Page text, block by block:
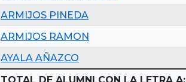
ARMIJOS PINEDA
ARMIJOS RAMON
AYALA AÑAZCO
TOTAL DE ALUMNI CON LA LETRA A: